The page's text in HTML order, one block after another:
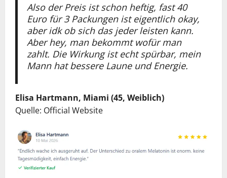
Also der Preis ist schon heftig, fast 40
Euro für 3 Packungen ist eigentlich okay,
aber idk ob sich das jeder leisten kann.
Aber hey, man bekommt wofür man
zahlt. Die Wirkung ist echt spürbar, mein
Mann hat bessere Laune und Energie.
Elisa Hartmann, Miami (45, Weiblich)
Quelle: Official Website